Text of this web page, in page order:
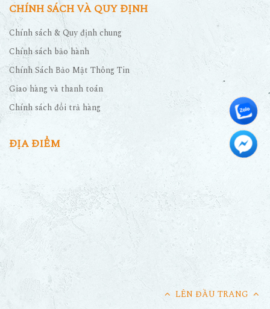
LÊN ĐẦU TRANG
CHÍNH SÁCH VÀ QUY ĐỊNH
Chính sách & Quy định chung
Chính sách bảo hành
Chính Sách Bảo Mật Thông Tin
Giao hàng và thanh toán
Chính sách đổi trả hàng
ĐỊA ĐIỂM